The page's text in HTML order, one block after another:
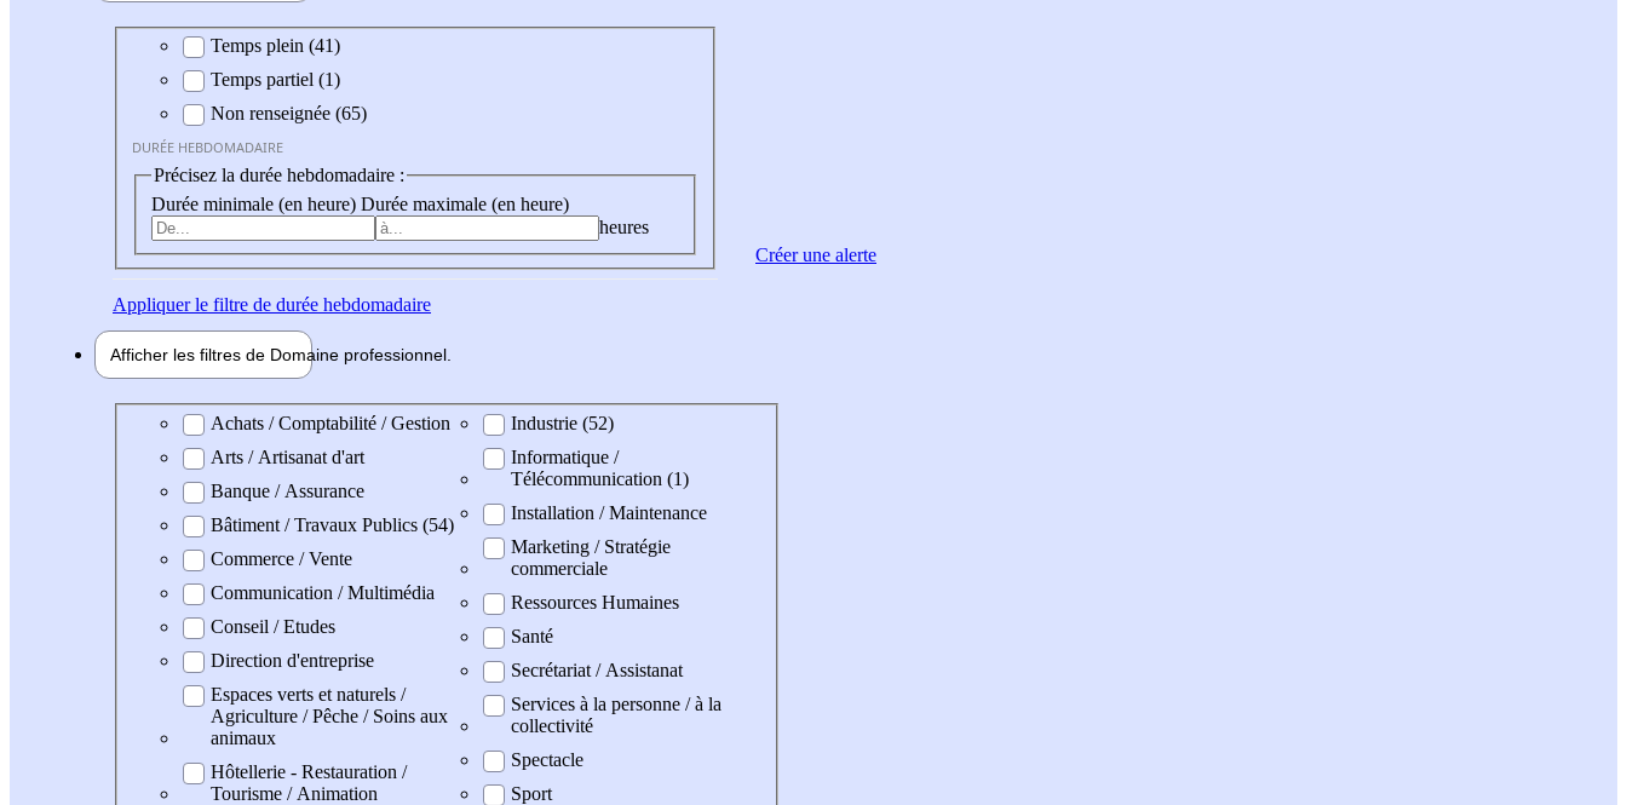
Durée hebdomadaire
Temps plein (41)
Temps partiel (1)
Non renseignée (65)
DURÉE HEBDOMADAIRE
Précisez la durée hebdomadaire :
Durée minimale (en heure) Durée maximale (en heure)
heures
Appliquerle filtre de durée hebdomadaire
Afficher les filtres de Domaine professionnel
Domaine professionel
Achats / Comptabilité / Gestion
Arts / Artisanat d'art
Banque / Assurance
Bâtiment / Travaux Publics (54)
Commerce / Vente
Communication / Multimédia
Conseil / Etudes
Direction d'entreprise
Espaces verts et naturels /
Agriculture / Pêche / Soins aux
animaux
Hôtellerie - Restauration /
Tourisme / Animation
Industrie (52)
Informatique /
Télécommunication (1)
Installation / Maintenance
Marketing / Stratégie
commerciale
Ressources Humaines
Santé
Secrétariat / Assistanat
Services à la personne / à la
collectivité
Spectacle
Sport
Créer une alerte